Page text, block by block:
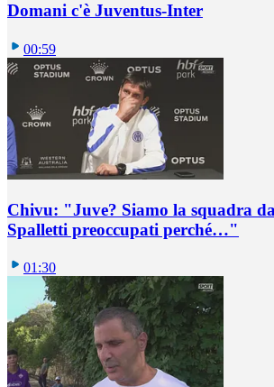
Domani c'è Juventus-Inter
00:59
Chivu: "Juve? Siamo la squadra
Spalletti preoccupati perché…"
01:30